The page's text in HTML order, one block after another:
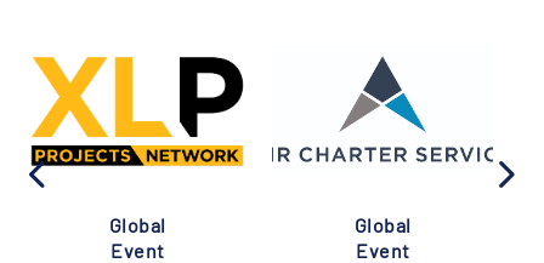
Global
Event
Global
Event